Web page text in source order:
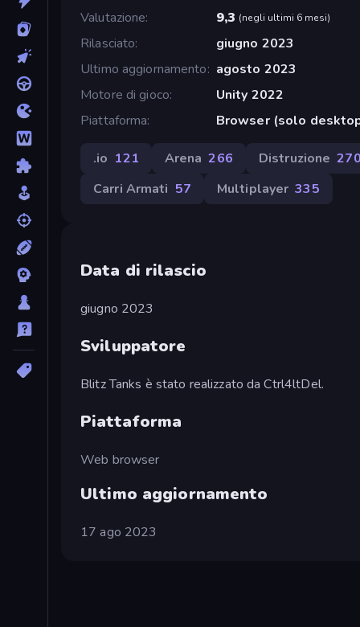
Valutazione
9,3 (negli ultimi 6 mesi)
Rilasciato
giugno 2023
Ultimo aggiornamento
agosto 2023
Motore di gioco
Unity 2022
Piattaforma
Browser (solo
.io 121 Arena 266 Distruzione
Carri Armati 57 Multiplayer 335
Data di rilascio
giugno 2023
Sviluppatore
Blitz Tanks è stato realizzato da Ctrl4ltDel.
Piattaforma
Web browser
Ultimo aggiornamento
17 ago 2023